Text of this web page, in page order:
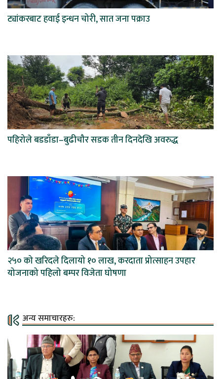
ट्यांकरबाट हवाई इन्धन चोरी, सात जना पक्राउ
पहिरोले बडडाँडा–बुढीचौर सडक तीन दिनदेखि अवरुद्ध
२५० को खरिदले दिलायो १० लाख, करदाता प्रोत्साहन उपहार
योजनाको पहिलो बम्पर विजेता घोषणा
अन्य समाचारहरु: